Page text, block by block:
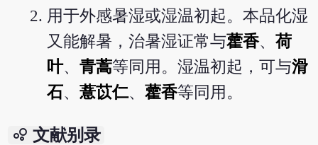
用于外感暑湿或湿温初起。本品化湿
又能解暑，治暑湿证常与藿香、荷
叶、青蒿等同用。湿温初起，可与滑
石、薏苡仁、藿香等同用。
bubble_chart 文献别录